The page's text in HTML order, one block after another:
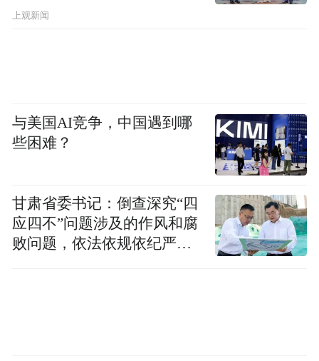
上观新闻
与美国AI竞争，中国遇到哪
些困难？
甘肃省委书记：倒查深究“四
应四不”问题涉及的作风和腐
败问题，依法依规依纪严肃